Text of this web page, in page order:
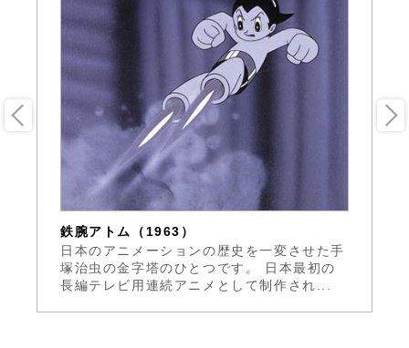
鉄腕アトム（1963）
日本のアニメーションの歴史を一変させた手
塚治虫の金字塔のひとつです。 日本最初の
長編テレビ用連続アニメとして制作され...